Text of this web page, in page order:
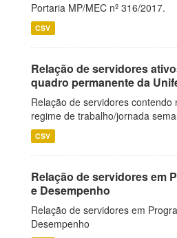
Portaria MP/MEC nº 316/2017.
CSV
Relação de servidores
quadro permanente da
Relação de servidores contendo
regime de trabalho/jornada
CSV
Relação de servidores em
e Desempenho
Relação de servidores em
Desempenho